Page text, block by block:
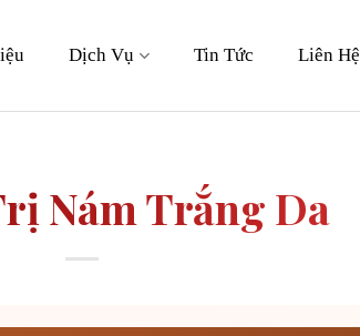
Dịch Vụ Tin Tức Liên Hệ
Nám Trắng Da